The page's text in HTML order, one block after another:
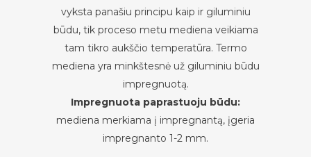
vyksta panašiu principu kaip ir giluminiu
būdu, tik proceso metu mediena veikiama
tam tikro aukščio temperatūra. Termo
mediena yra minkštesnė už giluminiu būdu
impregnuotą.
Impregnuota paprastuoju būdu:
mediena merkiama į impregnantą, įgeria
impregnanto 1-2 mm.